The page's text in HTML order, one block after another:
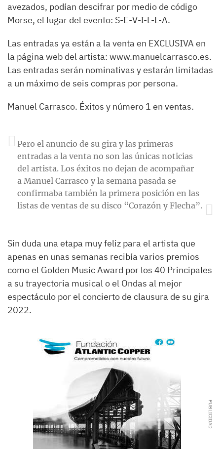
avezados, podían descifrar por medio de código
Morse, el lugar del evento: S-E-V-I-L-L-A.
Las entradas ya están a la venta en EXCLUSIVA en
la página web del artista: www.manuelcarrasco.es.
Las entradas serán nominativas y estarán limitadas
a un máximo de seis compras por persona.
Manuel Carrasco. Éxitos y número 1 en ventas.
Pero el anuncio de su gira y las primeras
entradas a la venta no son las únicas noticias
del artista. Los éxitos no dejan de acompañar
a Manuel Carrasco y la semana pasada se
confirmaba también la primera posición en las
listas de ventas de su disco “Corazón y Flecha”.
Sin duda una etapa muy feliz para el artista que
apenas en unas semanas recibía varios premios
como el Golden Music Award por los 40 Principales
a su trayectoria musical o el Ondas al mejor
espectáculo por el concierto de clausura de su gira
2022.